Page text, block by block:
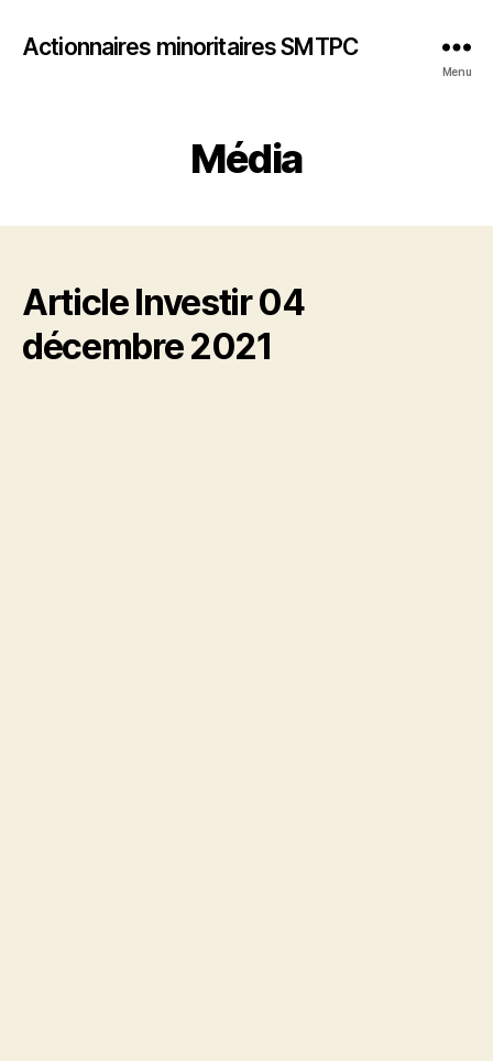
Actionnaires minoritaires SMTPC
Menu
Média
Article Investir 04
décembre 2021